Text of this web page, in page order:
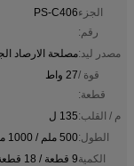
الجزء
رقم:
PS-C406
مصدر ليد:مصلحة الارصاد الجوية
قوة /
قطعة:
27 واط
م / القلب:135 ل
الطول:500 ملم / 1000 ملم
الكمية9 قطعة / 18 قطعة